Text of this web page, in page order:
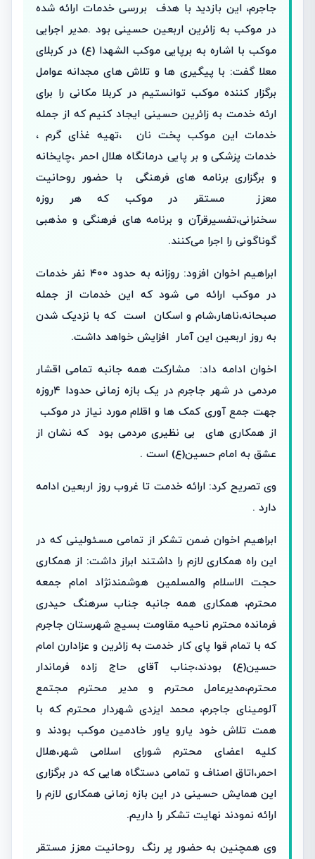
جاجرم، این بازدید با هدف بررسی خدمات ارائه شده
در موکب به زائرین اربعین حسینی بود .مدیر اجرایی
موکب با اشاره به برپایی موکب الشهدا (ع) در کربلای
معلا گفت: با پیگیری ها و تلاش های مجدانه عوامل
برگزار کننده موکب توانستیم در کربلا مکانی را برای
ارئه خدمت به زائرین حسینی ایجاد کنیم که از جمله
خدمات این موکب پخت نان ،تهیه غذای گرم ،
خدمات پزشکی و بر پایی درمانگاه هلال احمر ،چایخانه
و برگزاری برنامه های فرهنگی با حضور روحانیت
معزز مستقر در موکب که هر روزه
سخنرانی،تفسیرقرآن و برنامه های فرهنگی و مذهبی
گوناگونی را اجرا می‌کنند.
ابراهیم اخوان افزود: روزانه به حدود ۴۰۰ نفر خدمات
در موکب ارائه می شود که این خدمات از جمله
صبحانه،ناهار،شام و اسکان است که با نزدیک شدن
به روز اربعین این آمار افزایش خواهد داشت.
اخوان ادامه داد: مشارکت همه جانبه تمامی اقشار
مردمی در شهر جاجرم در یک بازه زمانی حدودا ۴روزه
جهت جمع آوری کمک ها و اقلام مورد نیاز در موکب
از همکاری های بی نظیری مردمی بود که نشان از
عشق به امام حسین(ع) است .
وی تصریح کرد: ارائه خدمت تا غروب روز اربعین ادامه
دارد .
ابراهیم اخوان ضمن تشکر از تمامی مسئولینی که در
این راه همکاری لازم را داشتند ابراز داشت: از همکاری
حجت الاسلام والمسلمین هوشمندنژاد امام جمعه
محترم، همکاری همه جانبه جناب سرهنگ حیدری
فرمانده محترم ناحیه مقاومت بسیج شهرستان جاجرم
که با تمام قوا پای کار خدمت به زائرین و عزادارن امام
حسین(ع) بودند،جناب آقای حاج زاده فرماندار
محترم،مدیرعامل محترم و مدیر محترم مجتمع
آلومینای جاجرم، محمد ایزدی شهردار محترم که با
همت تلاش خود یارو یاور خادمین موکب بودند و
کلیه اعضای محترم شورای اسلامی شهر،هلال
احمر،اتاق اصناف و تمامی دستگاه هایی که در برگزاری
این همایش حسینی در این بازه زمانی همکاری لازم را
ارائه نمودند نهایت تشکر را داریم.
وی همچنین به حضور پر رنگ روحانیت معزز مستقر